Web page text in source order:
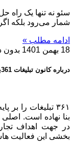
سئو نه تنها یک راه
شمار می‌رود بلکه
ادامه مطلب »
18 بهمن 1401
بدون
درباره کانون تبلیغات 361بیشتر بدانید
۳۶۱ تبلیغات را
بنا نهاده است.
بخشی این فعالیت